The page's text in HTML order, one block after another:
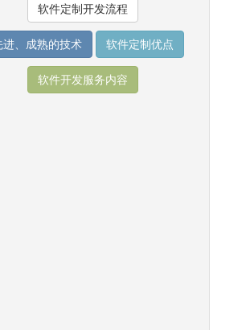
软件定制开发流程
进、成熟的技术 软件定制优点
软件开发服务内容